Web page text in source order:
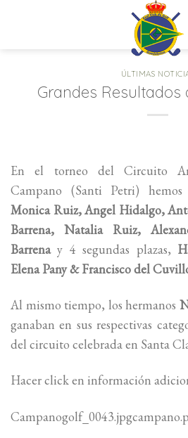
ÚLTIMAS
Grandes Resultados
En el torneo del Circuito
Campano (Santi Petri)
Monica Ruiz, Angel Hidalgo,
Barrena, Natalia Ruiz,
Barrenay 4 segundas plazas,
Elena Pany & Francisco del
Al mismo tiempo, los hermanos
ganaban en sus respectivas
del circuito celebrada en Santa
Hacer click en información